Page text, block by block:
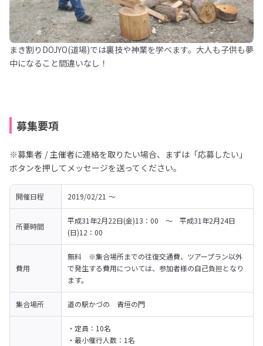
まき割りDOJYO(道場)では裏技や神業を学べます。大人も子供も夢
中になること間違いなし！
募集要項
※募集者 / 主催者に連絡を取りたい場合、まずは「応募したい」
ボタンを押してメッセージを送ってください。
開催日程 2019/02/21 〜
所要時間
平成31年2月22日(金)13：00　～　平成31年2月24日
(日)12：00
費用
無料　※集合場所までの往復交通費、ツアープラン以外
で発生する費用については、参加者様の自己負担となり
ます。
集合場所 道の駅かづの　青垣の門
・定員：10名
・最小催行人数：1名